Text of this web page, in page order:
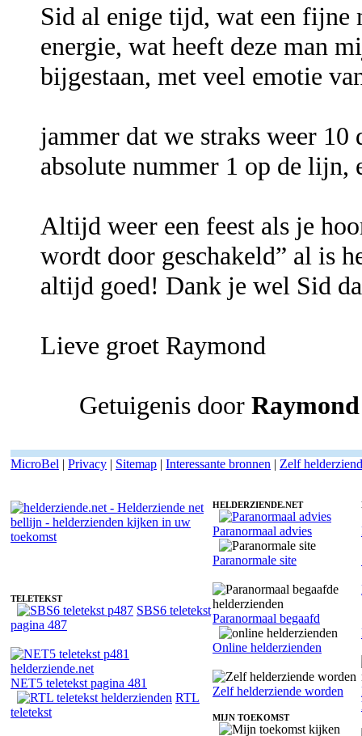
Sid al enige tijd, wat een fijne
energie, wat heeft deze man
bijgestaan, met veel emotie
jammer dat we straks weer
absolute nummer 1 op de lijn,
Altijd weer een feest als je
wordt door geschakeld” al is
altijd goed! Dank je wel Sid
Lieve groet Raymond
Getuigenis door
MicroBel | Privacy | Sitemap | Interessante bronnen | Zelf
TELETEKST
SBS6 teletekst
pagina 487
NET5 teletekst pagina 481
RTL
teletekst
HELDERZIENDE.NET
Paranormaal advies
Paranormale site
Paranormaal begaafd
Online helderzienden
Zelf helderziende worden
MIJN TOEKOMST